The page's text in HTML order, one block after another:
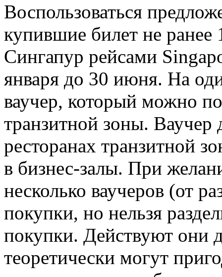
Воспользоваться
купившие билет не ранее
Сингапур рейсами
января до 30 июня. На
ваучер, который можно
транзитной зоны. Ваучер
ресторанах транзитной
в бизнес-залы. При
несколько ваучеров (от
покупки, но нельзя
покупки. Действуют они
теоретически могут